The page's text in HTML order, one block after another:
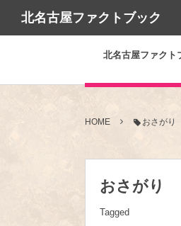
北名古屋ファクトブック
北名古屋ファクト
HOME おさがり
おさがり
Tagged